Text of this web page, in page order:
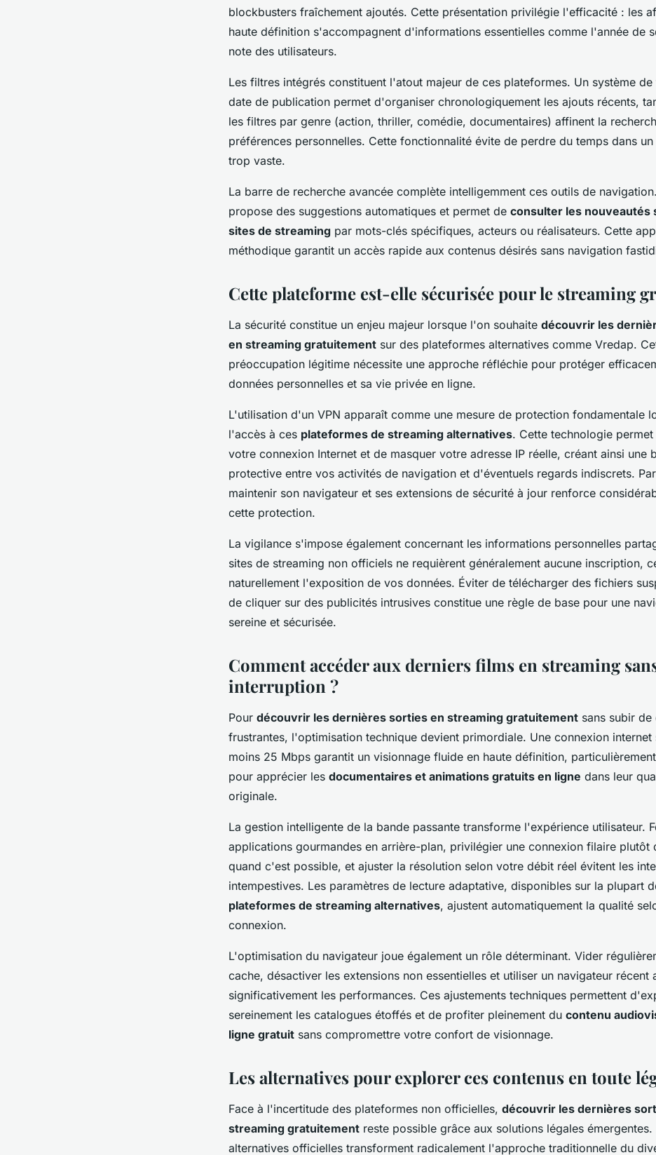
blockbusters fraîchement ajoutés. Cette présentation privilégie l'efficacité : les
haute définition s'accompagnent d'informations essentielles comme l'année de
note des utilisateurs.
Les filtres intégrés constituent l'atout majeur de ces plateformes. Un système
date de publication permet d'organiser chronologiquement les ajouts récents,
les filtres par genre (action, thriller, comédie, documentaires) affinent la
préférences personnelles. Cette fonctionnalité évite de perdre du temps dans
trop vaste.
La barre de recherche avancée complète intelligemment ces outils de
propose des suggestions automatiques et permet de consulter les nouveautés
sites de streaming par mots-clés spécifiques, acteurs ou réalisateurs. Cette
méthodique garantit un accès rapide aux contenus désirés sans navigation
Cette plateforme est-elle sécurisée pour le streaming
La sécurité constitue un enjeu majeur lorsque l'on souhaite découvrir les
en streaming gratuitement sur des plateformes alternatives comme Vredap.
préoccupation légitime nécessite une approche réfléchie pour protéger
données personnelles et sa vie privée en ligne.
L'utilisation d'un VPN apparaît comme une mesure de protection fondamentale
l'accès à ces plateformes de streaming alternatives. Cette technologie
votre connexion Internet et de masquer votre adresse IP réelle, créant ainsi une
protective entre vos activités de navigation et d'éventuels regards indiscrets.
maintenir son navigateur et ses extensions de sécurité à jour renforce
cette protection.
La vigilance s'impose également concernant les informations personnelles
sites de streaming non officiels ne requièrent généralement aucune inscription,
naturellement l'exposition de vos données. Éviter de télécharger des fichiers
de cliquer sur des publicités intrusives constitue une règle de base pour une
sereine et sécurisée.
Comment accéder aux derniers films en streaming
interruption ?
Pour découvrir les dernières sorties en streaming gratuitement sans subir de
frustrantes, l'optimisation technique devient primordiale. Une connexion internet
moins 25 Mbps garantit un visionnage fluide en haute définition,
pour apprécier les documentaires et animations gratuits en ligne dans leur
originale.
La gestion intelligente de la bande passante transforme l'expérience utilisateur.
applications gourmandes en arrière-plan, privilégier une connexion filaire plutôt
quand c'est possible, et ajuster la résolution selon votre débit réel évitent les
intempestives. Les paramètres de lecture adaptative, disponibles sur la plupart
plateformes de streaming alternatives, ajustent automatiquement la qualité
connexion.
L'optimisation du navigateur joue également un rôle déterminant. Vider
cache, désactiver les extensions non essentielles et utiliser un navigateur récent
significativement les performances. Ces ajustements techniques permettent
sereinement les catalogues étoffés et de profiter pleinement du contenu
ligne gratuit sans compromettre votre confort de visionnage.
Les alternatives pour explorer ces contenus en toute
Face à l'incertitude des plateformes non officielles, découvrir les dernières
streaming gratuitement reste possible grâce aux solutions légales émergentes.
alternatives officielles transforment radicalement l'approche traditionnelle du